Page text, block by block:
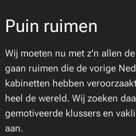
Puin ruimen
Wij moeten nu met z'n allen
gaan ruimen die de vorige
kabinetten hebben
heel de wereld. Wij zoeken
gemotiveerde klussers en
aan.